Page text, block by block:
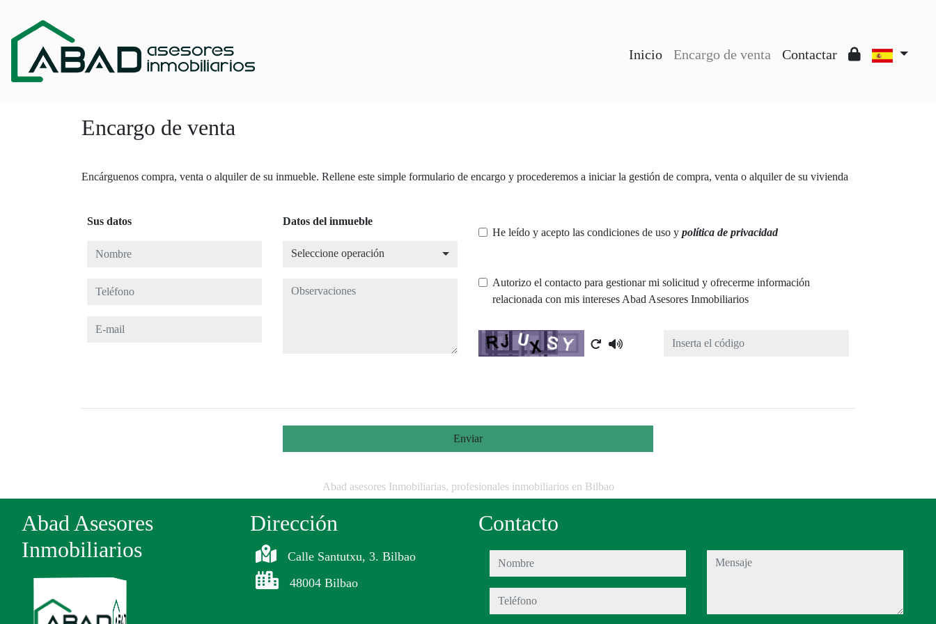
Inicio Encargo de venta Contactar
Encargo de venta
Encárguenos compra, venta o alquiler de su inmueble. Rellene este simple formulario de encargo y procederemos a iniciar la gestión de compra, venta o alquiler de su vivienda
Sus datos
Nombre
Teléfono
E-mail
Datos del inmueble
Seleccione operación
Seleccione operación
Observaciones
He leído y acepto las condiciones de uso y política de privacidad
Autorizo el contacto para gestionar mi solicitud y ofrecerme información
relacionada con mis intereses Abad Asesores Inmobiliarios
Captcha
Enviar
Abad asesores Inmobiliarias, profesionales inmobiliarios en Bilbao
Abad Asesores
Inmobiliarios
Dirección
Calle Santutxu, 3. Bilbao
48004 Bilbao
Contacto
nombre
teléfono
mensaje